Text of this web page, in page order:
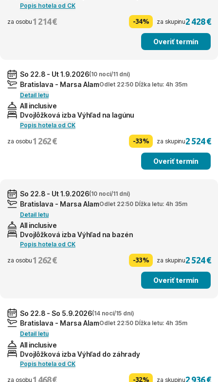
Popis hotela od CK
za osobu 1 214 € -34% za skupinu2 428 €
Overiť termín
So 22.8 - Ut 1.9.2026(10 nocí/11 dní)
Bratislava - Marsa AlamOdlet 22:50 Dĺžka letu: 4h 35m
Detail letu
All inclusive
Dvojlôžková izba Výhľad na lagúnu
Popis hotela od CK
za osobu 1 262 € -33% za skupinu2 524 €
Overiť termín
So 22.8 - Ut 1.9.2026(10 nocí/11 dní)
Bratislava - Marsa AlamOdlet 22:50 Dĺžka letu: 4h 35m
Detail letu
All inclusive
Dvojlôžková izba Výhľad na bazén
Popis hotela od CK
za osobu 1 262 € -33% za skupinu2 524 €
Overiť termín
So 22.8 - So 5.9.2026(14 nocí/15 dní)
Bratislava - Marsa AlamOdlet 22:50 Dĺžka letu: 4h 35m
Detail letu
All inclusive
Dvojlôžková izba Výhľad do záhrady
Popis hotela od CK
za osobu 1 468 € -32% za skupinu2 936 €